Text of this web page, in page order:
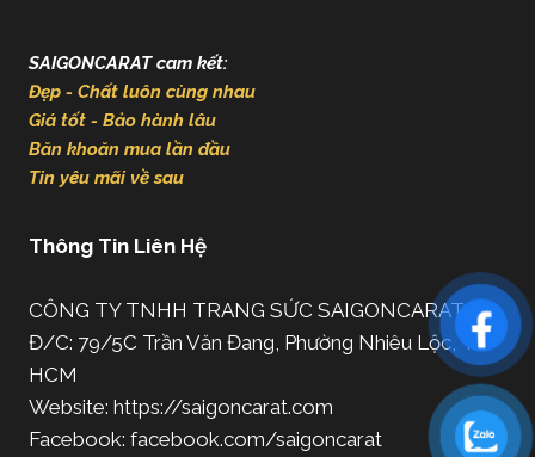
SAIGONCARAT cam kết:
Đẹp - Chất luôn cùng nhau
Giá tốt - Bảo hành lâu
Băn khoăn mua lần đầu
Tin yêu mãi về sau
Thông Tin Liên Hệ
CÔNG TY TNHH TRANG SỨC SAIGONCARAT
Đ/C: 79/5C Trần Văn Đang, Phường Nhiêu Lộc, TP.
HCM
Website: https://saigoncarat.com
Facebook: facebook.com/saigoncarat